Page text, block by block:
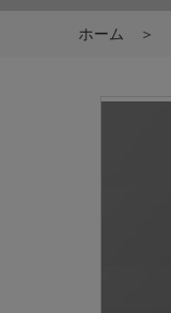
ホーム